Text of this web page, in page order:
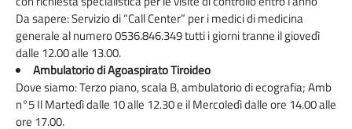
Da sapere: Servizio di “Call Center” per i medici di medicina
generale al numero 0536.846.349 tutti i giorni tranne il giovedì
dalle 12.00 alle 13.00.
Ambulatorio di Agoaspirato Tiroideo
Dove siamo: Terzo piano, scala B, ambulatorio di ecografia; Amb
n°5 Il Martedì dalle 10 alle 12.30 e il Mercoledì dalle ore 14.00 alle
ore 17.00.